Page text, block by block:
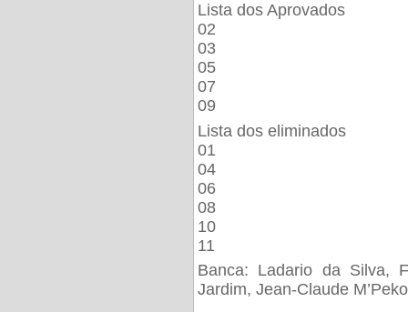
Lista dos Aprovados
02
03
05
07
09
Lista dos eliminados
01
04
06
08
10
11
Banca: Ladario da Silva,
Jardim, Jean-Claude M’Peko